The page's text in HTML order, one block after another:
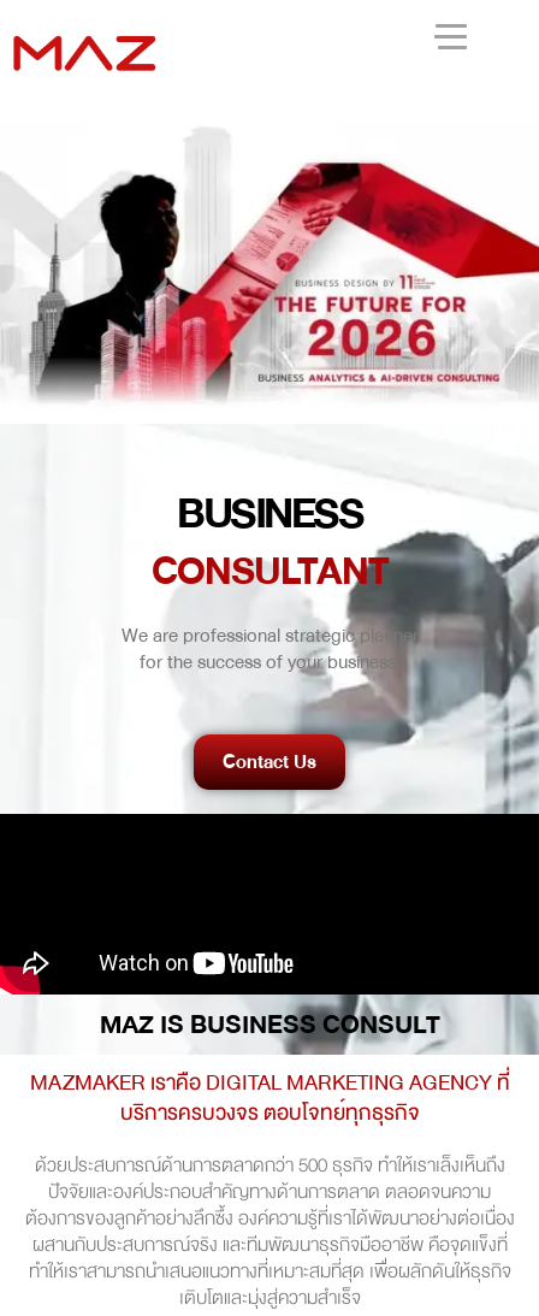
BUSINESS
CONSULTANT
We are professional strategic planner
for the success of your business.
Contact Us
MAZ IS BUSINESS CONSULT
MAZMAKER เราคือ DIGITAL MARKETING AGENCY ที่
บริการครบวงจร ตอบโจทย์ทุกธุรกิจ
ด้วยประสบการณ์ด้านการตลาดกว่า 500 ธุรกิจ ทำให้เราเล็งเห็นถึง
ปัจจัยและองค์ประกอบสำคัญทางด้านการตลาด ตลอดจนความ
ต้องการของลูกค้าอย่างลึกซึ้ง องค์ความรู้ที่เราได้พัฒนาอย่างต่อเนื่อง
ผสานกับประสบการณ์จริง และทีมพัฒนาธุรกิจมืออาชีพ คือจุดแข็งที่
ทำให้เราสามารถนำเสนอแนวทางที่เหมาะสมที่สุด เพื่อผลักดันให้ธุรกิจ
เติบโตและมุ่งสู่ความสำเร็จ